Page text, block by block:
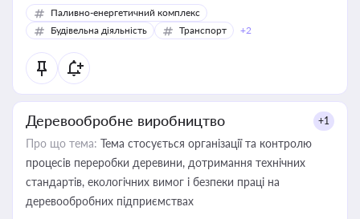
Паливно-енергетичний комплекс
Будівельна діяльність
Транспорт +2
Деревообробне виробництво +1
Про що тема: Тема стосується організації та контролю
процесів переробки деревини, дотримання технічних
стандартів, екологічних вимог і безпеки праці на
деревообробних підприємствах